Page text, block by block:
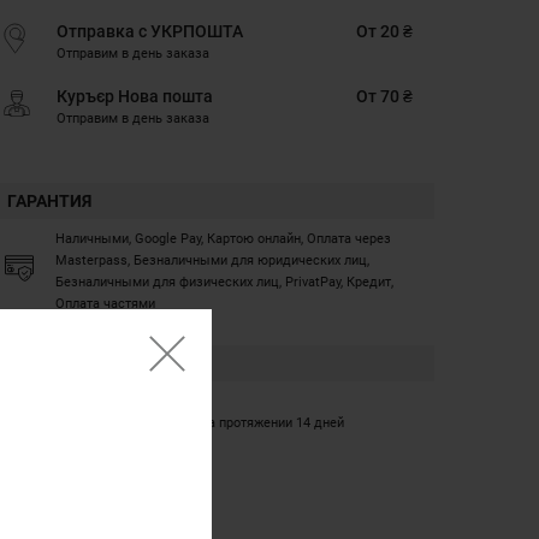
Отправка с УКРПОШТА
Отправим в день заказа
От 20 ₴
Куръєр Нова пошта
Отправим в день заказа
От 70 ₴
ГАРАНТИЯ
Наличными, Google Pay, Картою онлайн, Оплата через
Masterpass, Безналичными для юридических лиц,
Безналичными для физических лиц, PrivatPay, Кредит,
Оплата частями
Обмен/возврат товара на протяжении 14 дней